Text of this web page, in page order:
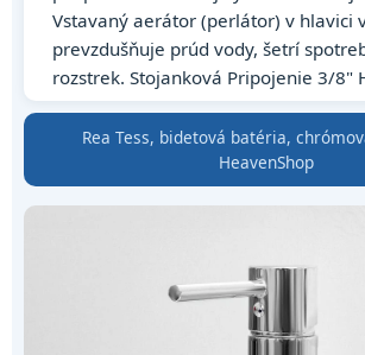
Vstavaný aerátor (perlátor) v hlavici
prevzdušňuje prúd vody, šetrí
rozstrek. Stojanková Pripojenie 3/8"
Rea Tess, bidetová batéria,
HeavenShop